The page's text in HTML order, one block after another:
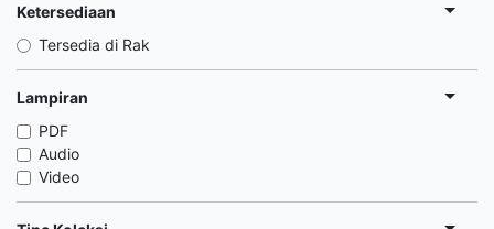
Ketersediaan
Tersedia di Rak
Lampiran
PDF
Audio
Video